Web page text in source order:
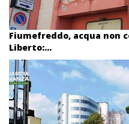
Fiumefreddo, acqua non
Liberto:...